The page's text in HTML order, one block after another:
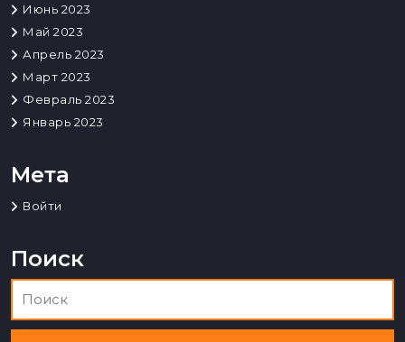
Июнь 2023
Май 2023
Апрель 2023
Март 2023
Февраль 2023
Январь 2023
Мета
Войти
Поиск